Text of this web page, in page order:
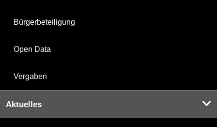
Bürgerbeteiligung
Open Data
Vergaben
Aktuelles